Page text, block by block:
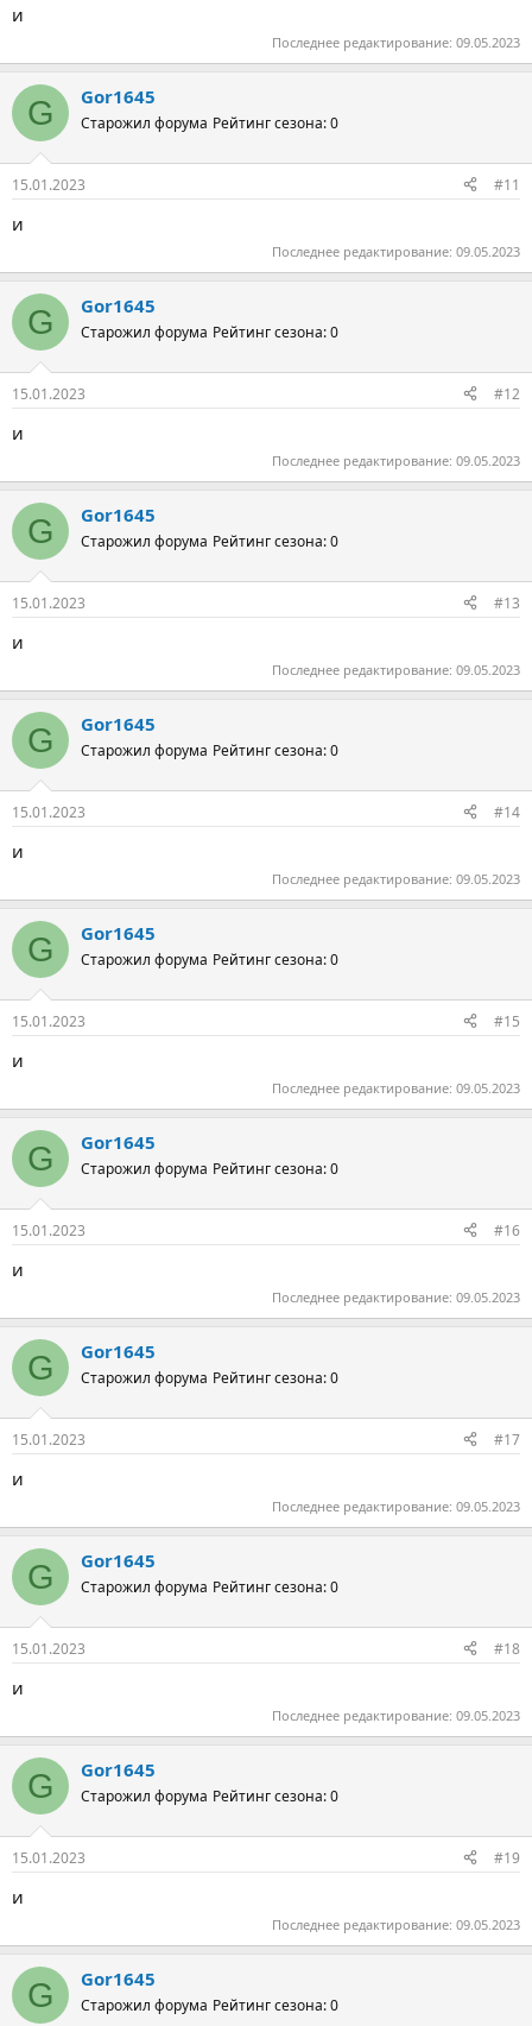
и
Последнее редактирование: 09.05.2023
G Gor1645
Старожил форума Рейтинг сезона: 0
15.01.2023 #11
и
Последнее редактирование: 09.05.2023
G Gor1645
Старожил форума Рейтинг сезона: 0
15.01.2023 #12
и
Последнее редактирование: 09.05.2023
G Gor1645
Старожил форума Рейтинг сезона: 0
15.01.2023 #13
и
Последнее редактирование: 09.05.2023
G Gor1645
Старожил форума Рейтинг сезона: 0
15.01.2023 #14
и
Последнее редактирование: 09.05.2023
G Gor1645
Старожил форума Рейтинг сезона: 0
15.01.2023 #15
и
Последнее редактирование: 09.05.2023
G Gor1645
Старожил форума Рейтинг сезона: 0
15.01.2023 #16
и
Последнее редактирование: 09.05.2023
G Gor1645
Старожил форума Рейтинг сезона: 0
15.01.2023 #17
и
Последнее редактирование: 09.05.2023
G Gor1645
Старожил форума Рейтинг сезона: 0
15.01.2023 #18
и
Последнее редактирование: 09.05.2023
G Gor1645
Старожил форума Рейтинг сезона: 0
15.01.2023 #19
и
Последнее редактирование: 09.05.2023
G Gor1645
Старожил форума Рейтинг сезона: 0